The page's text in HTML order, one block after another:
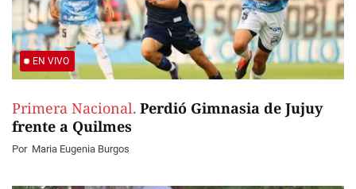
EN VIVO
Primera Nacional. Perdió Gimnasia de Jujuy
frente a Quilmes
Por Maria Eugenia Burgos